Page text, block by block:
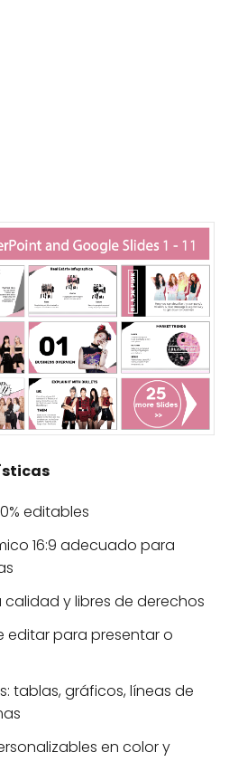
editables
16:9 adecuado para
y libres de derechos
editar para presentar o
tablas, gráficos, líneas de
en color y